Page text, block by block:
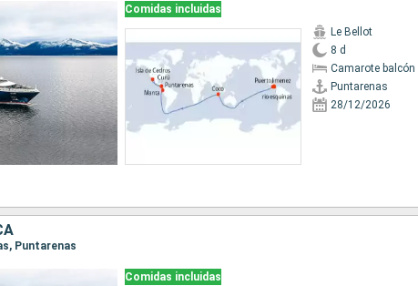
Comidas incluidas
Le Bellot
8 d
Camarote balcón
Puntarenas
28/12/2026
Puntarenas
Comidas incluidas